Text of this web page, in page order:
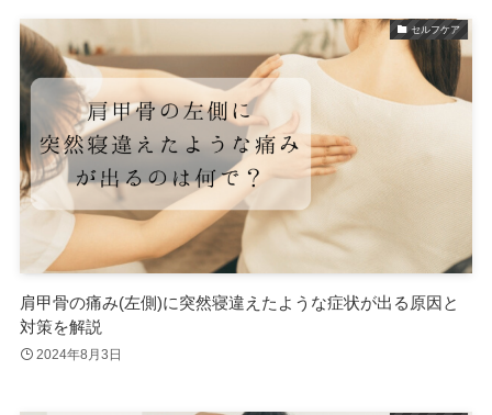
セルフケア
肩甲骨の痛み(左側)に突然寝違えたような症状が出る原因と
対策を解説
2024年8月3日